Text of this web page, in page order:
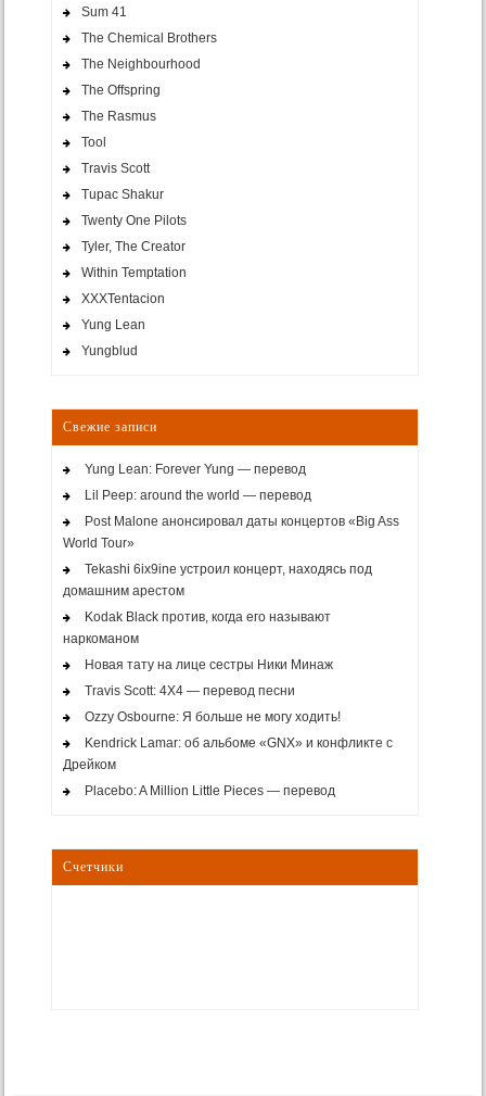
Sum 41
The Chemical Brothers
The Neighbourhood
The Offspring
The Rasmus
Tool
Travis Scott
Tupac Shakur
Twenty One Pilots
Tyler, The Creator
Within Temptation
XXXTentacion
Yung Lean
Yungblud
Свежие записи
Yung Lean: Forever Yung — перевод
Lil Peep: around the world — перевод
Post Malone анонсировал даты концертов «Big Ass
World Tour»
Tekashi 6ix9ine устроил концерт, находясь под
домашним арестом
Kodak Black против, когда его называют
наркоманом
Новая тату на лице сестры Ники Минаж
Travis Scott: 4X4 — перевод песни
Ozzy Osbourne: Я больше не могу ходить!
Kendrick Lamar: об альбоме «GNX» и конфликте с
Дрейком
Placebo: A Million Little Pieces — перевод
Счетчики